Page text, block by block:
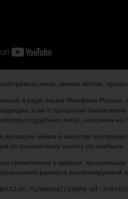
иные, менее четкие,
в ряде писем Минфина
а не о процентах
судебных актах, основана
договоры займа в качестве
по российскому налогу на прибыль.
применения к займам, полученным
размера контролируемой
manual/zaymy-ot-